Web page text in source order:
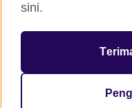
The United Kingdom’s
relations and educational
209131 (England and
sini.